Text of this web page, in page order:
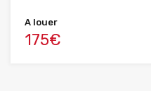
A louer
175€